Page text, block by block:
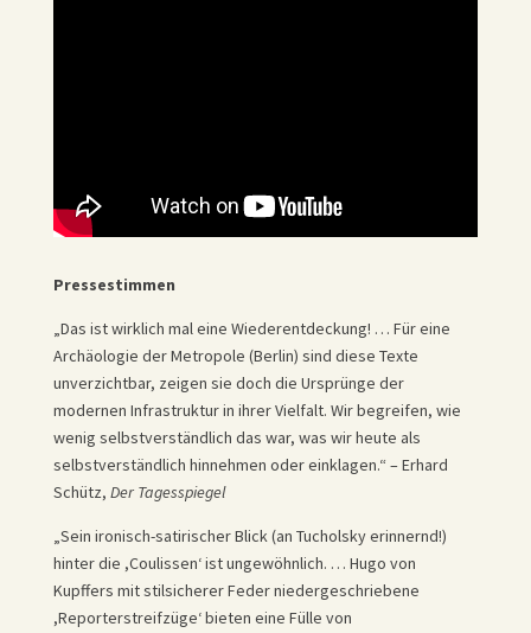
Pressestimmen
„Das ist wirklich mal eine Wiederentdeckung! … Für eine
Archäologie der Metropole (Berlin) sind diese Texte
unverzichtbar, zeigen sie doch die Ursprünge der
modernen Infrastruktur in ihrer Vielfalt. Wir begreifen, wie
wenig selbstverständlich das war, was wir heute als
selbstverständlich hinnehmen oder einklagen.“ – Erhard
Schütz, Der Tagesspiegel
„Sein ironisch-satirischer Blick (an Tucholsky erinnernd!)
hinter die ,Coulissen‘ ist ungewöhnlich. … Hugo von
Kupffers mit stilsicherer Feder niedergeschriebene
,Reporterstreifzüge‘ bieten eine Fülle von